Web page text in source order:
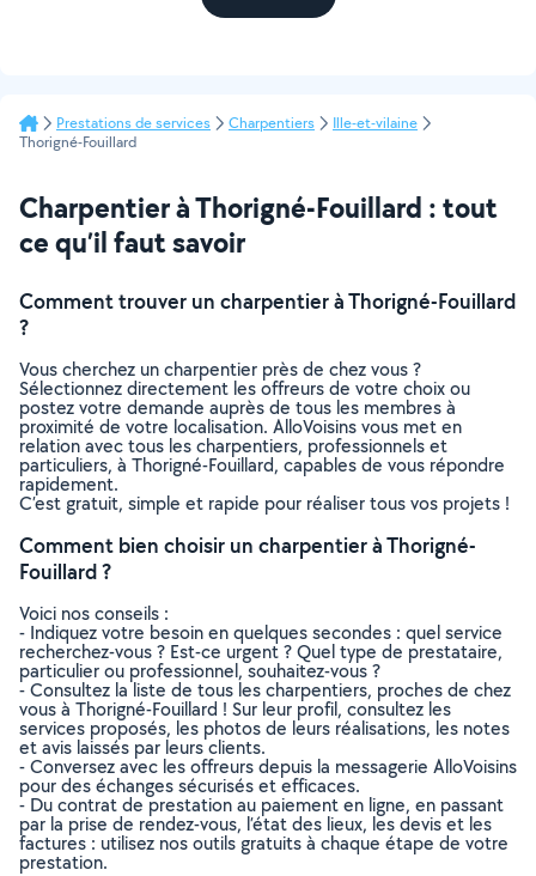
Prestations de services Charpentiers
Ille-et-vilaine
Thorigné-Fouillard
Charpentier à Thorigné-Fouillard : tout
ce qu’il faut savoir
Comment trouver un charpentier à Thorigné-Fouillard
?
Vous cherchez un charpentier près de chez vous ?
Sélectionnez directement les offreurs de votre choix ou
postez votre demande auprès de tous les membres à
proximité de votre localisation. AlloVoisins vous met en
relation avec tous les charpentiers, professionnels et
particuliers, à Thorigné-Fouillard, capables de vous répondre
rapidement.
C’est gratuit, simple et rapide pour réaliser tous vos projets !
Comment bien choisir un charpentier à Thorigné-
Fouillard ?
Voici nos conseils :
- Indiquez votre besoin en quelques secondes : quel service
recherchez-vous ? Est-ce urgent ? Quel type de prestataire,
particulier ou professionnel, souhaitez-vous ?
- Consultez la liste de tous les charpentiers, proches de chez
vous à Thorigné-Fouillard ! Sur leur profil, consultez les
services proposés, les photos de leurs réalisations, les notes
et avis laissés par leurs clients.
- Conversez avec les offreurs depuis la messagerie AlloVoisins
pour des échanges sécurisés et efficaces.
- Du contrat de prestation au paiement en ligne, en passant
par la prise de rendez-vous, l’état des lieux, les devis et les
factures : utilisez nos outils gratuits à chaque étape de votre
prestation.